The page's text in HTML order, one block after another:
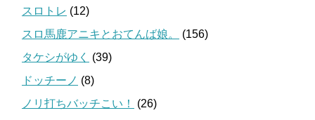
スロトレ (12)
スロ馬鹿アニキとおてんば娘。
(156)
タケシがゆく
(39)
ドッチーノ (8)
ノリ打ちバッチこい！
(26)